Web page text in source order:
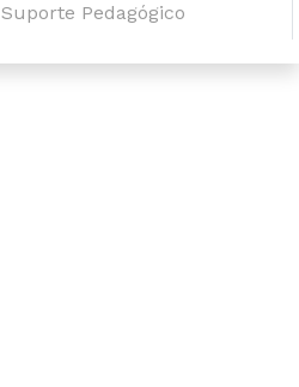
Suporte Pedagógico